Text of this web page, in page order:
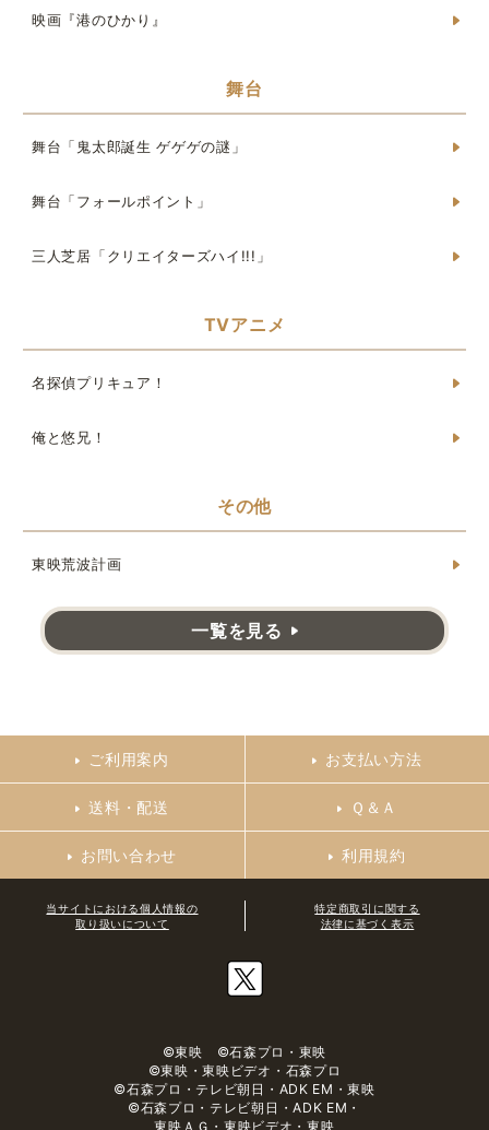
映画『港のひかり』
舞台
舞台「鬼太郎誕生 ゲゲゲの謎」
舞台「フォールポイント」
三人芝居「クリエイターズハイ!!!」
TVアニメ
名探偵プリキュア！
俺と悠兄！
その他
東映荒波計画
一覧を見る
ご利用案内 お支払い方法
送料・配送 Ｑ＆Ａ
お問い合わせ 利用規約
当サイトにおける個人情報の
取り扱いについて
特定商取引に関する
法律に基づく表示
©東映 ©石森プロ・東映
©東映・東映ビデオ・石森プロ
©石森プロ・テレビ朝日・ADK EM・東映
©石森プロ・テレビ朝日・ADK EM・
東映ＡＧ・東映ビデオ・東映